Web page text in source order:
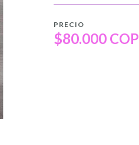
PRECIO
$80.000 COP